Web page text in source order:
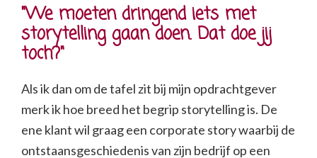
"We moeten dringend iets met
storytelling gaan doen. Dat doe jij
toch?"
Als ik dan om de tafel zit bij mijn opdrachtgever
merk ik hoe breed het begrip storytelling is. De
ene klant wil graag een corporate story waarbij de
ontstaansgeschiedenis van zijn bedrijf op een